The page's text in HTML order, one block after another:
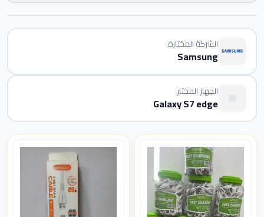
الشركة المختارة
Samsung
الجهاز المختار
Galaxy S7 edge